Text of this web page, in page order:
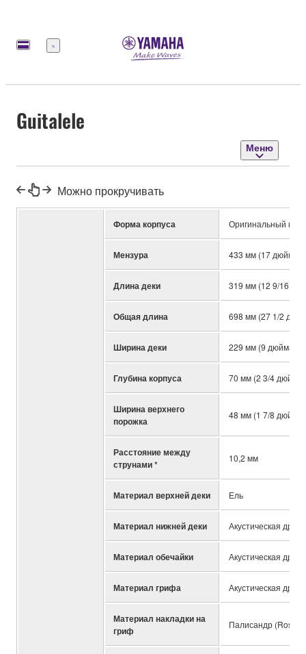
Меню
Guitalele
Меню
Можно прокручивать
Форма корпуса Оригинальный
Мензура 433 мм (17 дюйма)
Длина деки 319 мм (12 9/16
Общая длина 698 мм (27 1/2
Ширина деки 229 мм (9 дюйма)
Глубина корпуса 70 мм (2 3/4 дюйма)
Ширина верхнего
порожка
48 мм (1 7/8 дюйма)
Расстояние между
струнами *
10,2 мм
Материал верхней деки Ель
Материал нижней деки Акустическая
Материал обечайки Акустическая
Материал грифа Акустическая
Материал накладки на
гриф
Палисандр